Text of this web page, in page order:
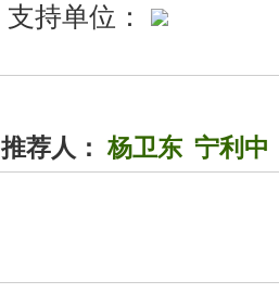
支持单位：
推荐人： 杨卫东 宁利中